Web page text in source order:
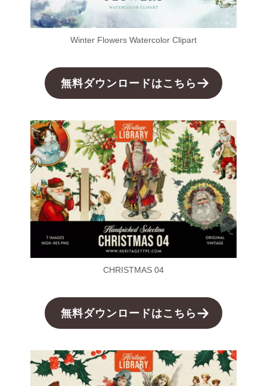
Winter Flowers Watercolor Clipart
無料ダウンロードはこちら
CHRISTMAS 04
無料ダウンロードはこちら